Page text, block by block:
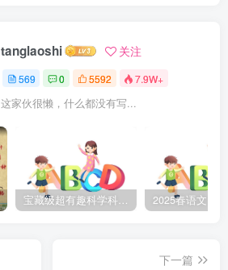
tanglaoshi 关注
569 0 5592 7.9W+
这家伙很懒，什么都没有写...
宝藏级超有趣科学科普动画《土豆逗严肃科普》第二季 百度网盘下载
下一篇